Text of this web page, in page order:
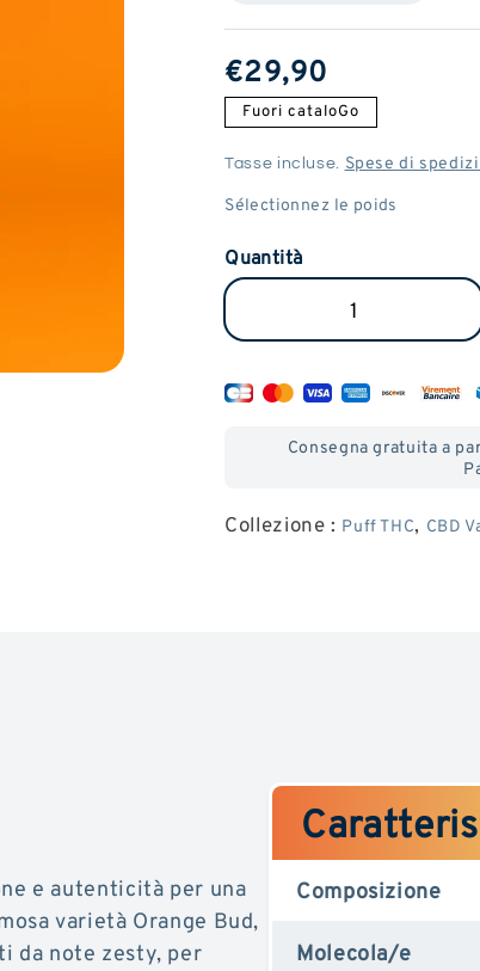
Prezzo
normale
€29,90
Fuori cataloGo
Tasse incluse. Spese di
Quantità
quantità
Vape
CBD
Consegna gratuita a
Collezione : Puff THC, CBD
e autenticità per una
varietà Orange Bud,
da note zesty, per
Composizione
Molecola/e